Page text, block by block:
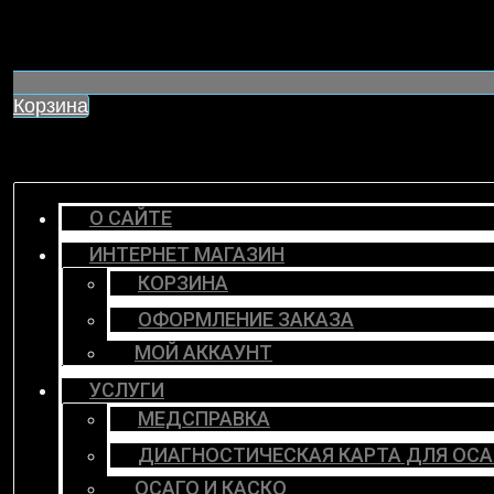
Корзина
О САЙТЕ
ИНТЕРНЕТ МАГАЗИН
КОРЗИНА
ОФОРМЛЕНИЕ ЗАКАЗА
МОЙ АККАУНТ
УСЛУГИ
МЕДСПРАВКА
ДИАГНОСТИЧЕСКАЯ КАРТА ДЛЯ
ОСАГО И КАСКО